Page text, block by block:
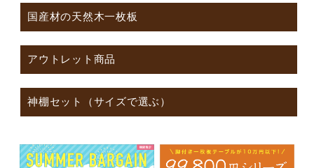
国産材の天然木一枚板
アウトレット商品
神棚セット（サイズで選ぶ）